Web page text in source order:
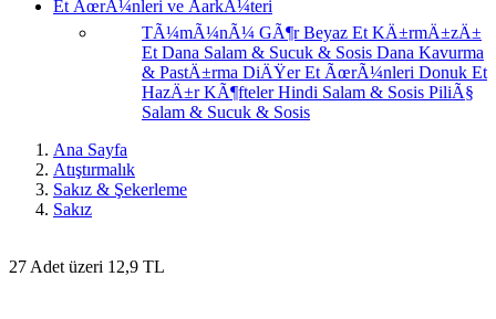
Et ÃœrÃ¼nleri ve ÅarkÃ¼teri
TÃ¼mÃ¼nÃ¼ GÃ¶rBeyaz Et KÄ±rmÄ±zÄ±
Et Dana Salam & Sucuk & Sosis Dana Kavurma
& PastÄ±rma DiÄŸer Et ÃœrÃ¼nleri Donuk Et
HazÄ±r KÃ¶ftelerHindi Salam & Sosis PiliÃ§
Salam & Sucuk & Sosis
Ana Sayfa
Atıştırmalık
Sakız & Şekerleme
Sakız
27 Adet üzeri 12,9 TL